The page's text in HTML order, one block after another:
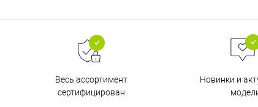
Весь ассортимент
сертифицирован
Новинки и